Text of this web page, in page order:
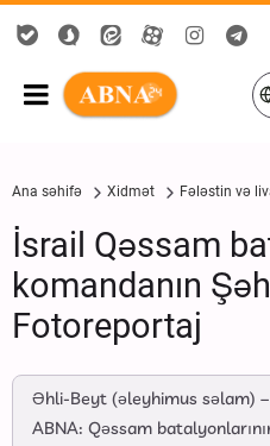
Ana səhifə Xidmət Fələstin və
İsrail Qəssam
komandanın
Fotoreportaj
Əhli-Beyt (əleyhimus səlam)
ABNA: Qəssam